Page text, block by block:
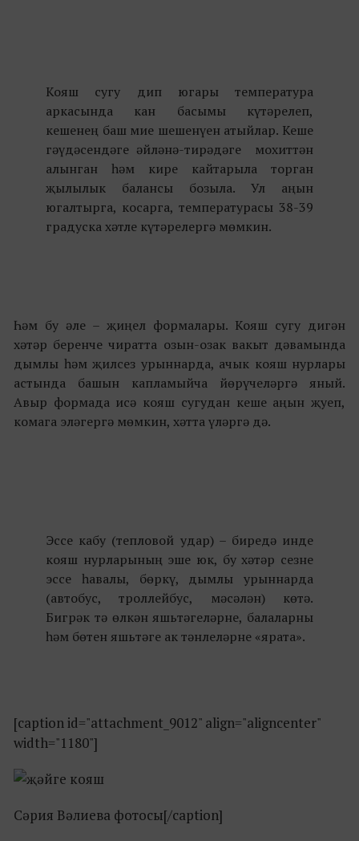
Кояш сугу дип югары температура
аркасында кан басымы күтәрелеп,
кешенең баш мие шешенүен атыйлар. Кеше
гәүдәсендәге әйләнә-тирәдәге мохиттән
алынган һәм кире кайтарыла торган
җылылык балансы бозыла. Ул аңын
югалтырга, косарга, температурасы 38-39
градуска хәтле күтәрелергә мөмкин.
Һәм бу әле – җиңел формалары. Кояш сугу дигән
хәтәр беренче чиратта озын-озак вакыт дәвамында
дымлы һәм җилсез урыннарда, ачык кояш нурлары
астында башын капламыйча йөрүчеләргә яный.
Авыр формада исә кояш сугудан кеше аңын җуеп,
комага эләгергә мөмкин, хәтта үләргә дә.
Эссе кабу (тепловой удар) – биредә инде
кояш нурларының эше юк, бу хәтәр сезне
эссе һавалы, бөркү, дымлы урыннарда
(автобус, троллейбус, мәсәлән) көтә.
Бигрәк тә өлкән яшьтәгеләрне, балаларны
һәм бөтен яшьтәге ак тәнлеләрне «ярата».
[caption id="attachment_9012" align="aligncenter"
width="1180"]
Сәрия Вәлиева фотосы[/caption]